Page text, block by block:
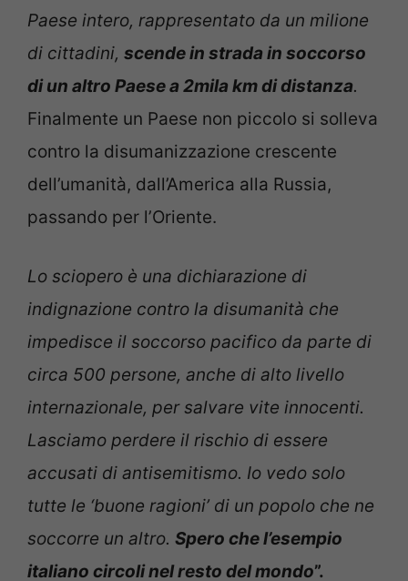
Paese intero, rappresentato da un milione
di cittadini, scende in strada in soccorso
di un altro Paese a 2mila km di distanza.
Finalmente un Paese non piccolo si solleva
contro la disumanizzazione crescente
dell’umanità, dall’America alla Russia,
passando per l’Oriente.
Lo sciopero è una dichiarazione di
indignazione contro la disumanità che
impedisce il soccorso pacifico da parte di
circa 500 persone, anche di alto livello
internazionale, per salvare vite innocenti.
Lasciamo perdere il rischio di essere
accusati di antisemitismo. Io vedo solo
tutte le ‘buone ragioni’ di un popolo che ne
soccorre un altro. Spero che l’esempio
italiano circoli nel resto del mondo”.